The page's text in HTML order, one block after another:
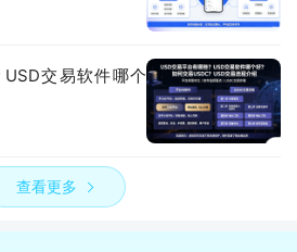
交易软件哪个
查看更多